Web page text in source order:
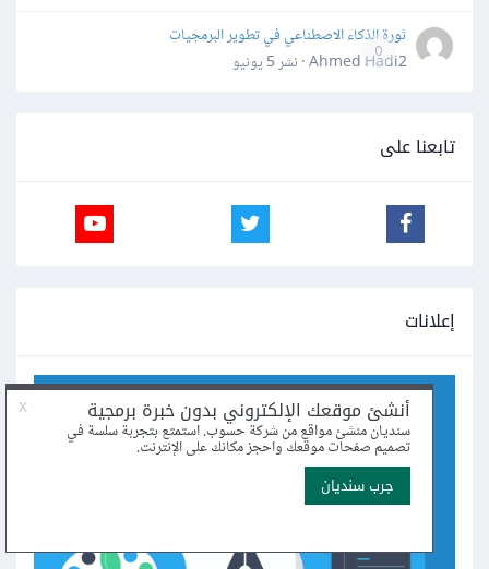
0
ثورة الذكاء الاصطناعي في تطوير البرمجيات
Ahmed Hadi2 · نشر
5 يونيو
تابعنا على
إعلانات